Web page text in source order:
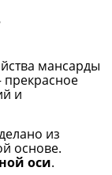
мансарды
и
из
основе.
оси.